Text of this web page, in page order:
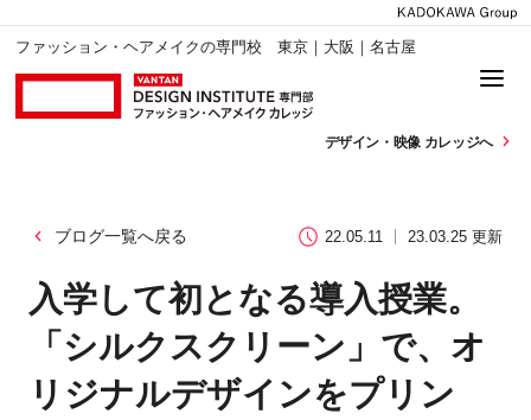
ファッション・ヘアメイクの専門校 東京｜大阪｜名古屋
デザイン・ 映像 カレッジへ
ブログ一覧へ戻る 22.05.11 23.03.25 更新
入学して初となる導入授業。
「シルクスクリーン」で、オ
リジナルデザインをプリン